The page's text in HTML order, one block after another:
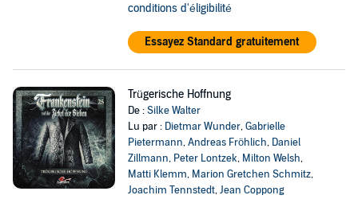
conditions d'éligibilité
Essayez Standard gratuitement
Trügerische Hoffnung
De :Silke Walter
Lu par : Dietmar Wunder,Gabrielle
Pietermann,Andreas Fröhlich, Daniel
Zillmann, Peter Lontzek, Milton Welsh,
Matti Klemm, Marion Gretchen Schmitz,
Joachim Tennstedt,Jean Coppong